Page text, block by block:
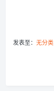
发表至： 无分类